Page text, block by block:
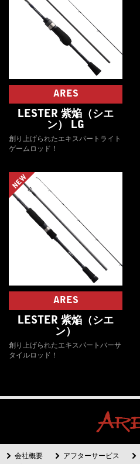
ARES
LESTER 紫焔（シエ
ン） LG
創り上げられたエキスパートライト
ゲームロッド！
NEW
ARES
LESTER 紫焔（シエ
ン）
創り上げられたエキスパートバーサ
タイルロッド！
会社概要 アフターサービス